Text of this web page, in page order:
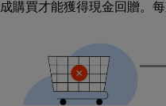
成購買才能獲得現金回贈。